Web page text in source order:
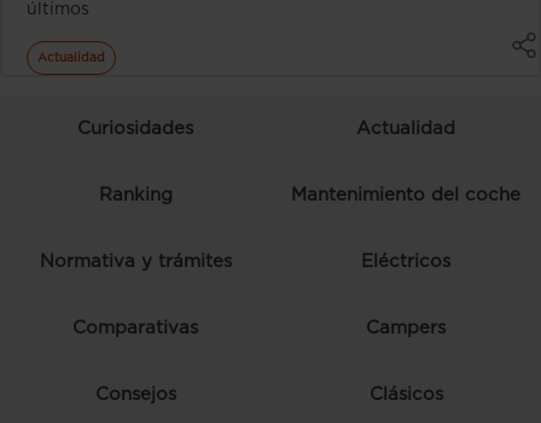
últimos
Actualidad
Curiosidades Actualidad
Ranking Mantenimiento del coche
Normativa y trámites Eléctricos
Comparativas Campers
Consejos Clásicos